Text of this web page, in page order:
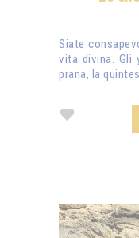
Siate
vita divina. Gli
prana, la